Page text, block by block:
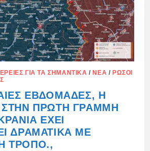
ΓΙΑ ΤΑ ΣΗΜΑΝΤΙΚΆ / ΝΈΑ / ΡΏΣΟΙ
ΕΒΔΟΜΆΔΕΣ, Η
ΣΤΗΝ ΠΡΏΤΗ ΓΡΑΜΜΉ
ΈΧΕΙ
ΔΡΑΜΑΤΙΚΆ ΜΕ
ΤΡΌΠΟ.,